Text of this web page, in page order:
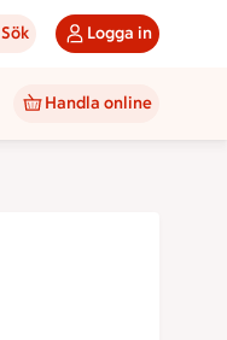
Sök Logga in
Handla online